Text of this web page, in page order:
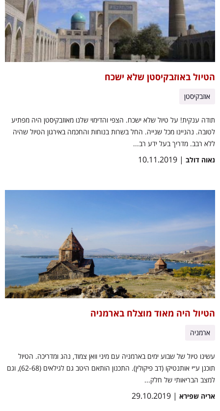
הטיול באוזבקיסטן שלא ישכח
אוזבקיסטן
תודה ענקית! על טיול שלא ישכח. הצפי והדימוי שלנו מאוזבקיסטן היה מפתיע
לטובה. נהניינו מכל שנייה. החל בשרות בנוחות והחכמה באירגון הטיול שהיה
ללא רבב. מדריך בעל ידע רב...
נאוה דולב | 10.11.2019
הטיול היה מאוד מוצלח בארמניה
ארמניה
עשינו טיול של שבוע ימים בארמניה עם מיני וואן צמוד, נהג ומדריכה. הטיול
תוכנן ע״י אותנטיקו (דב פיקולין). התכנון הותאם היטב גם לגילאים (62-68), וגם
למצב הבריאותי של חלק...
אריה שפירא | 29.10.2019